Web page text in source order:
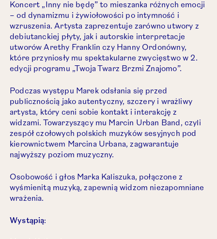
Koncert „Inny nie będę” to mieszanka różnych emocji
– od dynamizmu i żywiołowości po intymność i
wzruszenia. Artysta zaprezentuje zarówno utwory z
debiutanckiej płyty, jak i autorskie interpretacje
utworów Arethy Franklin czy Hanny Ordonówny,
które przyniosły mu spektakularne zwycięstwo w 2.
edycji programu „Twoja Twarz Brzmi Znajomo”.
Podczas występu Marek odsłania się przed
publicznością jako autentyczny, szczery i wrażliwy
artysta, który ceni sobie kontakt i interakcję z
widzami. Towarzyszący mu Marcin Urban Band, czyli
zespół czołowych polskich muzyków sesyjnych pod
kierownictwem Marcina Urbana, zagwarantuje
najwyższy poziom muzyczny.
Osobowość i głos Marka Kaliszuka, połączone z
wyśmienitą muzyką, zapewnią widzom niezapomniane
wrażenia.
Wystąpią: